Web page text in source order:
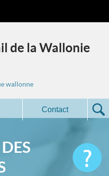
de la Wallonie
wallonne
Contact